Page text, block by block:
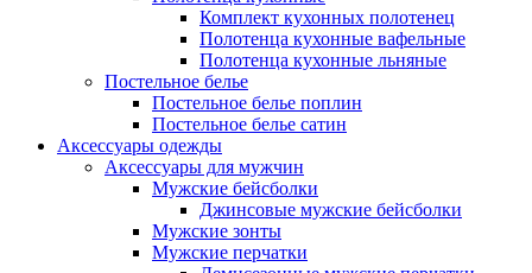
Комплект кухонных полотенец
Полотенца кухонные вафельные
Полотенца кухонные льняные
Постельное белье
Постельное белье поплин
Постельное белье сатин
Аксессуары одежды
Аксессуары для мужчин
Мужские бейсболки
Джинсовые мужские бейсболки
Мужские зонты
Мужские перчатки